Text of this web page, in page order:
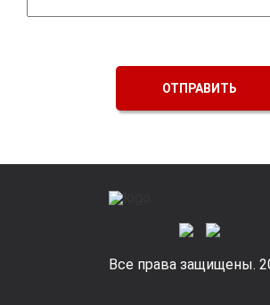
ОТПРАВИТЬ
Все права защищены.